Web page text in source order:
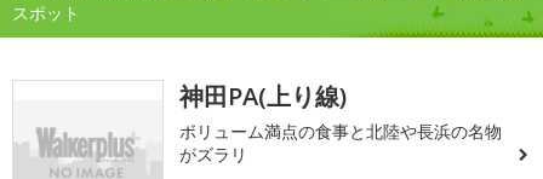
スポット
神田PA(上り線)
ボリューム満点の食事と北陸や長浜の名物
がズラリ